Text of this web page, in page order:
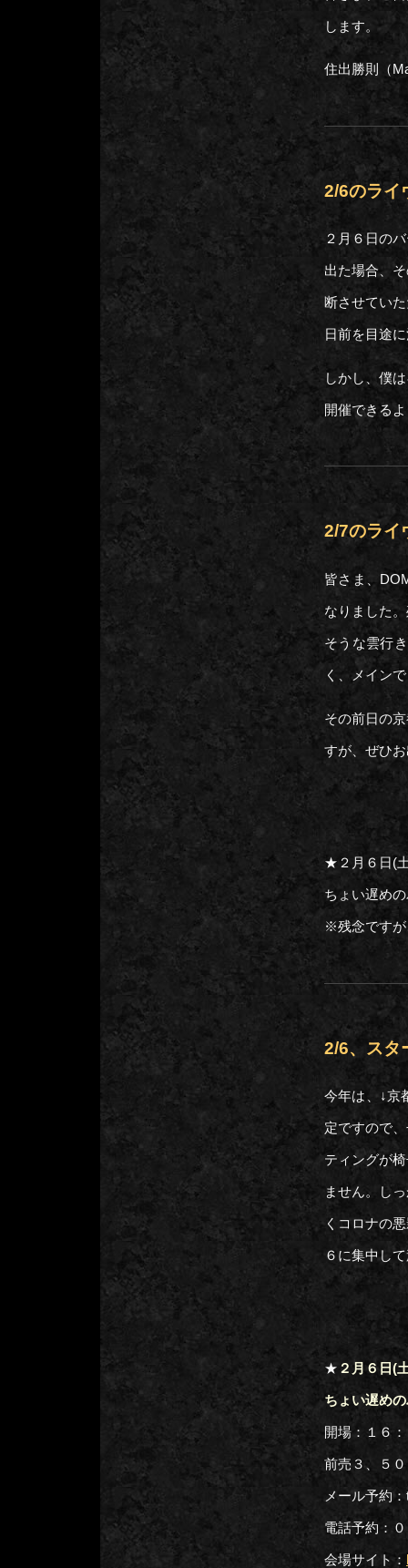
します。
住出勝則（
2/6のライ
２月６日の
出た場合、
断させてい
日前を目途
しかし、僕
開催できる
2/7のライ
皆さま、
なりました
そうな雲行
く、メイン
その前日の
すが、ぜひ
★２月６日(
ちょい遅め
※残念ですが
2/6、スタ
今年は、↓京
定ですので
ティングが
ません。し
くコロナの
６に集中し
★ ２月６日(
ちょい遅め
開場：１６
前売３、５
メール予約
電話予約：
会場サイト：